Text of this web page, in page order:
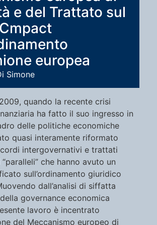
e del Trattato sul
europea
Simone
quando la recente crisi
ha fatto il suo ingresso in
delle politiche economiche
quasi interamente riformato
intergovernativi e trattati
che hanno avuto un
sull’ordinamento giuridico
dall’analisi di siffatta
governance economica
lavoro è incentrato
del Meccanismo europeo di